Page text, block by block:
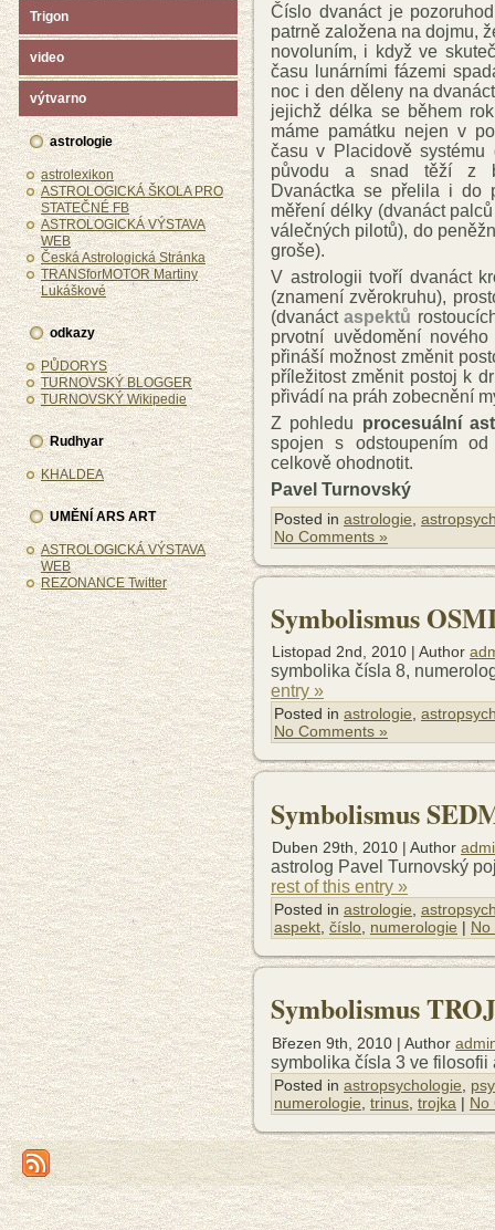
Trigon
video
výtvarno
astrologie
astrolexikon
ASTROLOGICKÁ ŠKOLA PRO
STATEČNÉ FB
ASTROLOGICKÁ VÝSTAVA
WEB
Česká Astrologická Stránka
TRANSforMOTOR Martiny
Lukáškové
odkazy
PŮDORYS
TURNOVSKÝ BLOGGER
TURNOVSKÝ Wikipedie
Rudhyar
KHALDEA
UMĚNÍ ARS ART
ASTROLOGICKÁ VÝSTAVA
WEB
REZONANCE Twitter
Číslo dvanáct je
patrně založena na dojmu,
novoluním, i když ve
času lunárními fázemi
noc i den děleny na
jejichž délka se během
máme památku nejen v
času v Placidově
původu a snad těží z
Dvanáctka se přelila i do
měření délky (dvanáct
válečných pilotů), do
groše).
V astrologii tvoří dvanáct
(znamení zvěrokruhu),
(dvanáctaspektů
prvotní uvědomění
přináší možnost změnit
příležitost změnit postoj k
přivádí na práh zobecnění
Z pohledu procesuální
spojen s odstoupením
celkově ohodnotit.
Pavel Turnovský
Posted in astrologie
No Comments »
Symbolismus
Listopad 2nd, 2010 | Author
symbolika čísla 8,
entry »
Posted in astrologie,
No Comments »
Symbolismus
Duben 29th, 2010 | Author
astrolog Pavel Turnovský
rest of this entry »
Posted in astrologie
aspekt číslo numerologie | No
Symbolismus
Březen 9th, 2010 | Author
symbolika čísla 3 ve
Posted in astropsychologie
numerologie trinus trojka | No